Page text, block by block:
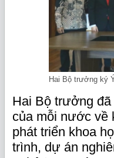
Hai Bộ trưởng ký
Hai Bộ trưởng
của mỗi nước về
phát triển khoa
trình, dự án